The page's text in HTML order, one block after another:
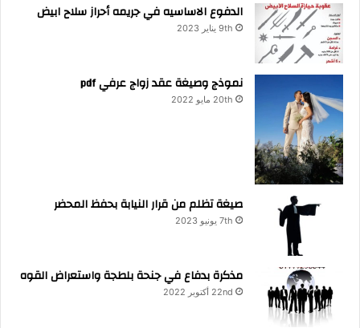
الدفوع الاساسيه في جريمه أحراز سلاح ابيض
9th يناير 2023
نموذج وصيغة عقد زواج عرفي pdf
20th مايو 2022
صيغة تظلم من قرار النيابة بحفظ المحضر
7th يونيو 2023
مذكرة بدفاع في جنحة بلطجة واستعراض القوه
22nd أكتوبر 2022